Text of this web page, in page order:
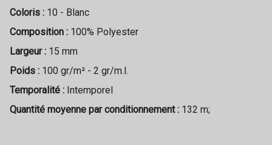
Coloris : 10 - Blanc
Composition : 100% Polyester
Largeur : 15 mm
Poids : 100 gr/m² - 2 gr/m.l.
Temporalité : Intemporel
Quantité moyenne par conditionnement : 132 m;